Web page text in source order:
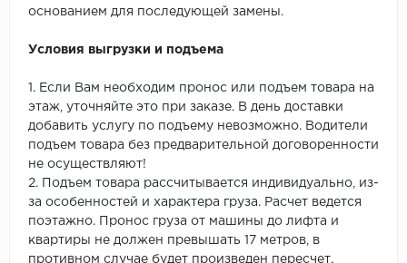
основанием для последующей замены.
Условия выгрузки и подъема
1. Если Вам необходим пронос или подъем товара на
этаж, уточняйте это при заказе. В день доставки
добавить услугу по подъему невозможно. Водители
подъем товара без предварительной договоренности
не осуществляют!
2. Подъем товара рассчитывается индивидуально, из-
за особенностей и характера груза. Расчет ведется
поэтажно. Пронос груза от машины до лифта и
квартиры не должен превышать 17 метров, в
противном случае будет произведен пересчет.